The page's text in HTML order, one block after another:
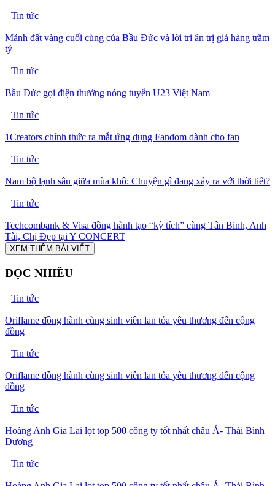
Tin tức
Mảnh đất vàng cuối cùng của Bầu Đức và lời tri ân trị giá hàng trăm
tỷ
Tin tức
Bầu Đức gọi điện thưởng nóng tuyển U23 Việt Nam
Tin tức
1Creators chính thức ra mắt ứng dụng Fandom dành cho fan
Tin tức
Nam bộ lạnh sâu giữa mùa khô: Chuyện gì đang xảy ra với thời tiết?
Tin tức
Techcombank & Visa đồng hành tạo “kỳ tích” cùng Tân Binh, Anh
Tài, Chị Đẹp tại Y CONCERT
XEM THÊM BÀI VIẾT
ĐỌC NHIỀU
Tin tức
Oriflame đồng hành cùng sinh viên lan tỏa yêu thương đến cộng
đồng
Tin tức
Oriflame đồng hành cùng sinh viên lan tỏa yêu thương đến cộng
đồng
Tin tức
Hoàng Anh Gia Lai lọt top 500 công ty tốt nhất châu Á- Thái Bình
Dương
Tin tức